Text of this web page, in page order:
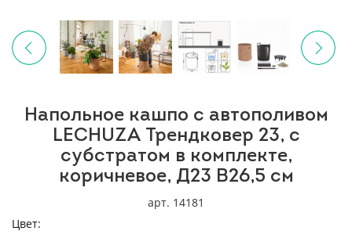
Напольное кашпо с автополивом
LECHUZA Трендковер 23, с
субстратом в комплекте,
коричневое, Д23 В26,5 см
арт. 14181
Цвет: